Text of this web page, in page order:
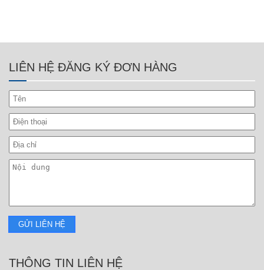
LIÊN HỆ ĐĂNG KÝ ĐƠN HÀNG
THÔNG TIN LIÊN HỆ